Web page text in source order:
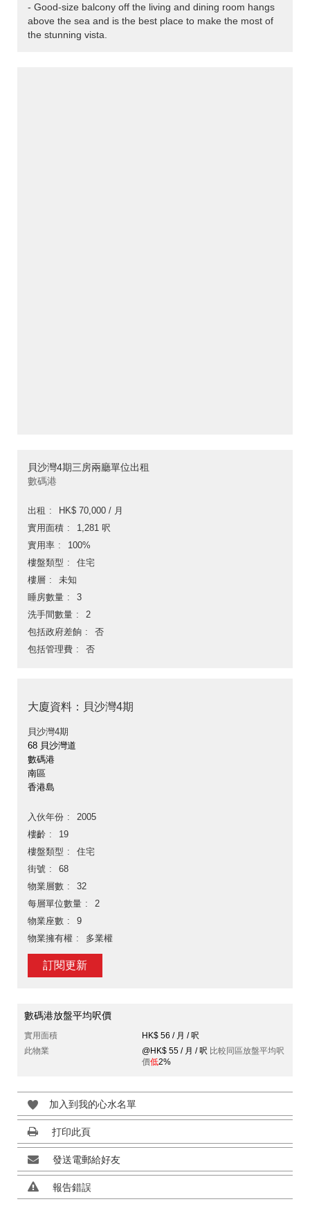
- Good-size balcony off the living and dining room hangs
above the sea and is the best place to make the most of
the stunning vista.
貝沙灣4期三房兩廳單位出租
數碼港
出租
HK$ 70,000 / 月
實用面積
1,281 呎
實用率
100%
樓盤類型
住宅
樓層
未知
睡房數量
3
洗手間數量
2
包括政府差餉
否
包括管理費
否
大廈資料：貝沙灣4期
貝沙灣4期
68 貝沙灣道
數碼港
南區
香港島
入伙年份
2005
樓齡
19
樓盤類型
住宅
街號
68
物業層數
32
每層單位數量
2
物業座數
9
物業擁有權
多業權
訂閱更新
數碼港放盤平均呎價
實用面積
HK$ 56 / 月 / 呎
此物業
@HK$ 55 / 月 / 呎 比較同區放盤平均呎
價低2%
加入到我的心水名單
打印此頁
發送電郵給好友
報告錯誤